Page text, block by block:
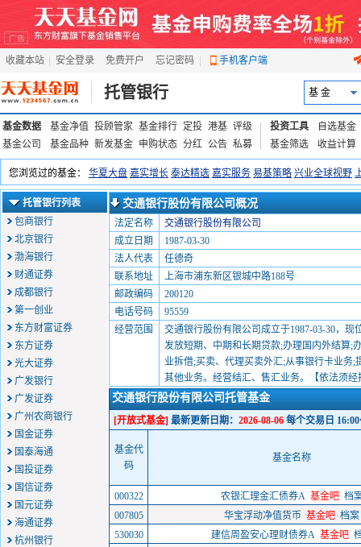
收藏本站 安全登录 免费开户 忘记密码 手机客户端
托管银行 基 金
基金数据 基金净值 投顾管家 基金排行 定投 港基 评级
基金公司
基金品种 新发基金 申购状态 分红 公告 私募
投资工具
自选基金
基金筛选
收益计算
托管银行列表
包商银行
北京银行
渤海银行
财通证券
成都银行
第一创业
东方财富证券
东方证券
光大证券
广发银行
广发证券
广州农商银行
国金证券
国泰海通
国投证券
国信证券
国元证券
海通证券
杭州银行
交通银行股份有限公司概况
法定名称
交通银行股份有限公司
成立日期
1987-03-30
法人代表
任德奇
联系地址
上海市浦东新区银城中路188号
邮政编码
200120
电话号码
95559
经营范围
交通银行股份有限公司成立于1987-03-30，
发放短期、中期和长期贷款;办理国内外结算;
业拆借;买卖、代理买卖外汇;从事银行卡业务
其他业务。经营结汇、售汇业务。【依法须
交通银行股份有限公司托管基金
[开放式基金] 最新更新日期： 2026-08-06 每个交易日
基金代
码
基金名称
000322 农银汇理金汇债券A 基金吧 档
007805
华宝浮动净值货币 基金吧 档案
530030
建信周盈安心理财债券A 基金吧